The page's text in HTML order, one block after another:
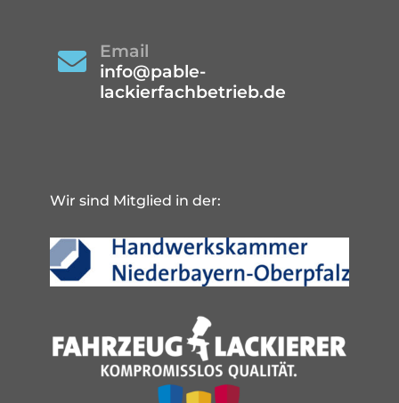

Email
info@pable-
lackierfachbetrieb.de
Wir sind Mitglied in der: